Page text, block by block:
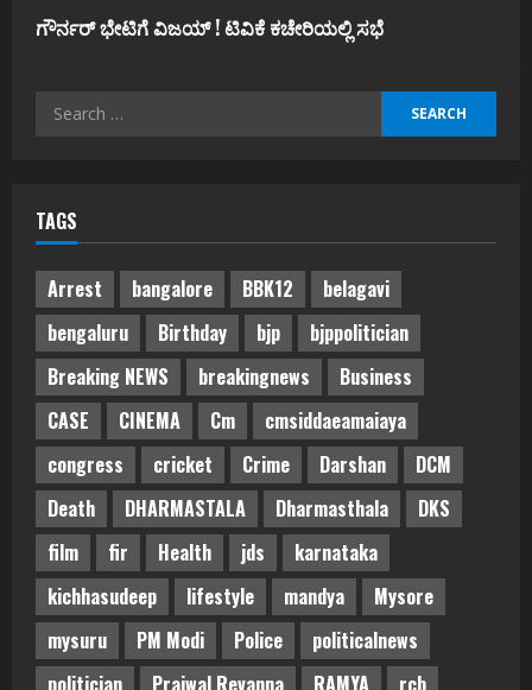
ಗೌರ್ನರ್‌ ಭೇಟಿಗೆ ವಿಜಯ್‌ ! ಟಿವಿಕೆ ಕಚೇರಿಯಲ್ಲಿ ಸಭೆ
Search
TAGS
Arrest bangalore BBK12
belagavi
bengaluru
Birthday bjp
bjppolitician
Breaking NEWS
breakingnews
Business
CASE
CINEMA Cm
cmsiddaeamaiaya
congress
cricket Crime Darshan
DCM
Death
DHARMASTALA Dharmasthala
DKS
film
fir Health jds
karnataka
kichhasudeep
lifestyle mandya
Mysore
mysuru
PM Modi Police
politicalnews